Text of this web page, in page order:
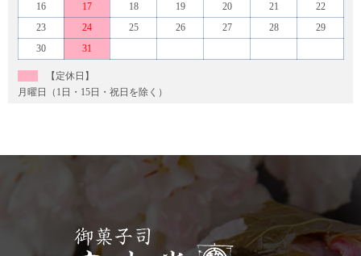
16
17 18 19 20 21
22
23
24 25 26 27 28
29
30
31
【定休日】
月曜日（1日・15日・祝日を除く）